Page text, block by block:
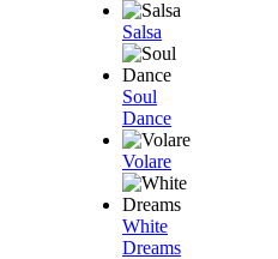
Salsa
Soul
Dance
Volare
White
Dreams